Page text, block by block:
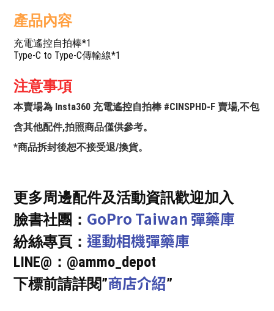
產品內容
充電遙控自拍棒*1
Type-C to Type-C傳輸線*1
注意事項
本賣場為 Insta360 充電遙控自拍棒 #CINSPHD-F 賣場,不包
含其他配件,拍照商品僅供參考。
*商品拆封後恕不接受退/換貨。
更多周邊配件及活動資訊歡迎加入
臉書社團： GoPro Taiwan 彈藥庫
紛絲專頁： 運動相機彈藥庫
LINE@：@ammo_depot
下標前請詳閱”商店介紹”